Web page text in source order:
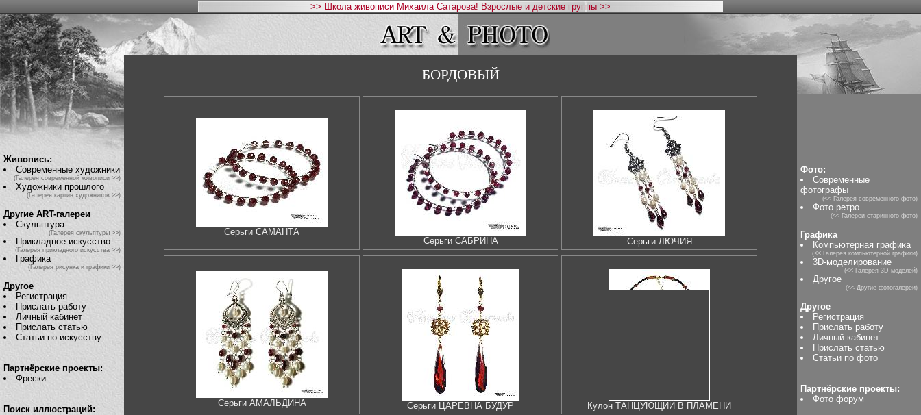
>> Школа живописи Михаила Сатарова! Взрослые и детские группы >>
Живопись:
Современные художники
(Галерея современной живописи >>)
Художники прошлого
(Галерея картин художников >>)
Другие ART-галереи
Скульптура
(Галерея скульптуры >>)
Прикладное искусство
(Галерея прикладного искусства >>)
Графика
(Галерея рисунка и графики >>)
Другое
Регистрация
Прислать работу
Личный кабинет
Прислать статью
Статьи по искусству
Партнёрские проекты:
Фрески
Поиск иллюстраций:
БОРДОВЫЙ
Серьги САМАНТА
Серьги САБРИНА
Серьги ЛЮЧИЯ
Серьги АМАЛЬДИНА Серьги ЦАРЕВНА БУДУР Кулон ТАНЦУЮЩИЙ В ПЛАМЕНИ
Фото:
Современные
фотографы
(<< Галерея современного фото)
Фото ретро
(<< Галереи старинного фото)
Графика
Компьютерная графика
(<< Галерея компьютерной графики)
3D-моделирование
(<< Галерея 3D-моделей)
Другое
(<< Другие фотогалереи)
Другое
Регистрация
Прислать работу
Личный кабинет
Прислать статью
Статьи по фото
Партнёрские проекты:
Фото форум